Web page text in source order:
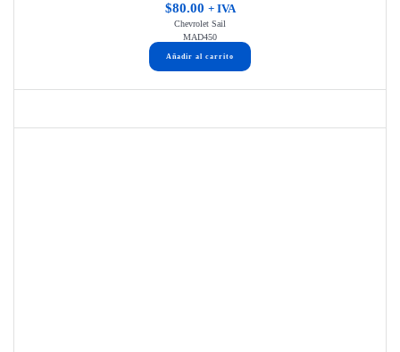
$80.00 + IVA
Chevrolet Sail
MAD450
Añadir al carrito